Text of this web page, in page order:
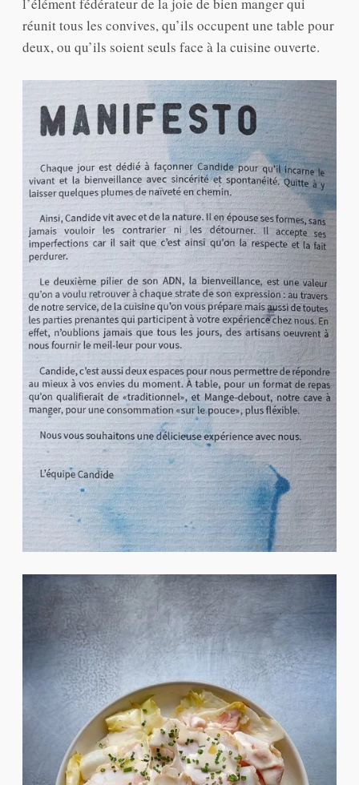
l’élément fédérateur de la joie de bien manger qui
réunit tous les convives, qu’ils occupent une table pour
deux, ou qu’ils soient seuls face à la cuisine ouverte.